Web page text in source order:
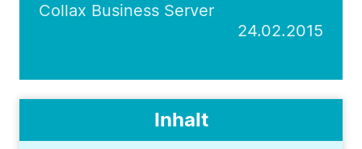
Collax Business Server
24.02.2015
Inhalt